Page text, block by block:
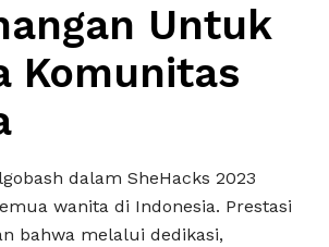
Untuk
Komunitas
dalam SheHacks 2023
wanita di Indonesia. Prestasi
bahwa melalui dedikasi,